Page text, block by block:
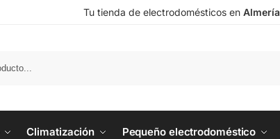
Tu tienda de electrodomésticos en Almería
Climatización Pequeño electrodoméstico